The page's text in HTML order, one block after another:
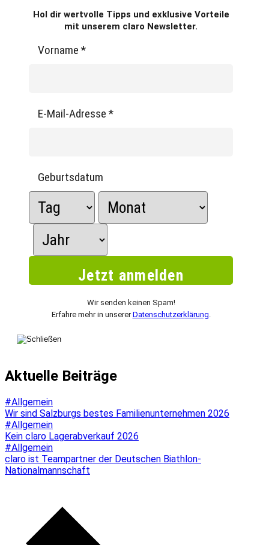
Hol dir wertvolle Tipps und exklusive Vorteile
mit unserem claro Newsletter.
Vorname *
E-Mail-Adresse *
Geburtsdatum
Wir senden keinen Spam!
Erfahre mehr in unsererDatenschutzerklärung
Aktuelle Beiträge
#Allgemein
Wir sind Salzburgs bestes Familienunternehmen 2026
#Allgemein
Kein claro Lagerabverkauf 2026
#Allgemein
claro ist Teampartner der Deutschen Biathlon-
Nationalmannschaft